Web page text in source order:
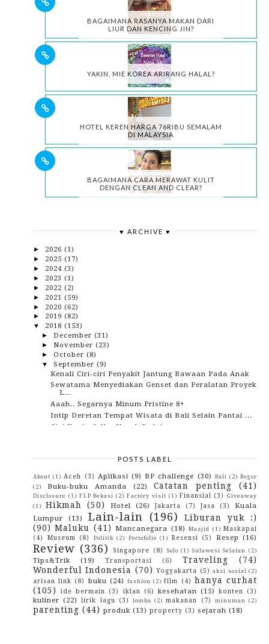
BAGAIMANA RASANYA MAKAN DARI
LIUR DAN KENCING JIN?
YAKIN, MIE KOREA ARIRANG HALAL?
HOTEL KEREN HARGA 76RIBU SEMALAM
DI MALAYSIA
BAGAIMANA CARA MERAWAT KULIT
DENGAN CLEAN AND CLEAR?
♥ ARCHIVE ♥
► 2026 (1)
► 2025 (17)
► 2024 (3)
► 2023 (1)
► 2022 (2)
► 2021 (59)
► 2020 (62)
► 2019 (82)
▼ 2018 (153)
► December (31)
► November (23)
► October (8)
▼ September (9)
Kenali Ciri-ciri Penyakit Jantung Bawaan Pada Anak
Sewatama Menyediakan Genset dan Peralatan Proyek
L...
Aaah.. Segarnya Minum Pristine 8+
Intip Deretan Tempat Wisata di Bali Selain Pantai ...
Gigi Kuning? Ih.. Nggak Pede!
K...
Jenis Pakaian Dalam Wanita Yang Nyaman Digunakan
August(15)
►July(8)
►June(5)
►May(12)
► April(12)
►March(10)
►February (10)
►January(10)
►2017(114)
► 2016 (142)
►2015 (10)
► 2014(4)
2013 (3)
► 2012(29)
POSTS LABEL
About (1) Aceh (3) Aplikasi (9) BP challenge (30) Bali (2) Bogor
(2)
Buku-buku Amanda (22) Catatan penting (41)
Disclosure (1) FLP Bekasi (2) Factory visit (1) Finansial (3)
Giveaway
(1)
Hikmah (50) Hotel (26) Jakarta (7) Jasa (3)
Kuala
Lumpur
(13) Lain-lain (196)
Liburan yuk :)
(90) Maluku (41) Mancanegara (18) Masjid (1) Maskapai
(4)
Museum (8) Politik (2) Portofolio (1) Resensi (5) Resep (16)
Review (336) Singapore (8) Solo (1) Sulawesi Selatan (2)
Tips&Trik (19) Transportasi (6) Traveling
(74)
Wonderful Indonesia (70) Yogyakarta (5) aksi sosial (2)
arisan link (8) buku (24) fashion (2) film (4) hanya curhat
(105)
ide bermain (3) iklan (6) kesehatan (15) konten (3)
kuliner (22) lirik lagu (3) lomba (2) makanan (7) minuman (2)
parenting (44) produk (13) property (3) sejarah (18)